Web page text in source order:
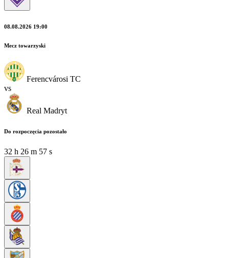
08.08.2026 19:00
Mecz towarzyski
Ferencvárosi TC
vs
Real Madryt
Do rozpoczęcia pozostało
32 h 26 m 56 s